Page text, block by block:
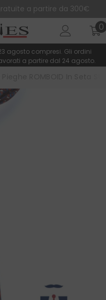
a partire da 300€
00
agosto compresi. Gli ordini
a partire dal 24 agosto.